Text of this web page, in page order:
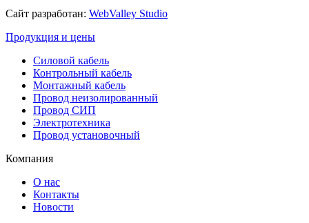
Сайт разработан: WebValley Studio
Продукция и цены
Силовой кабель
Контрольный кабель
Монтажный кабель
Провод неизолированный
Провод СИП
Электротехника
Провод установочный
Компания
О нас
Контакты
Новости